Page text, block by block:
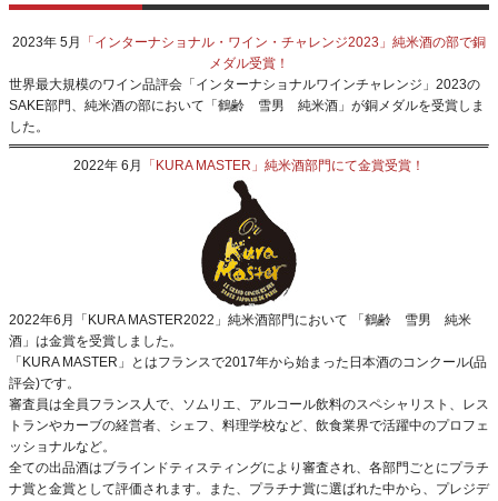
2023年 5月
「インターナショナル・ワイン・チャレンジ2023」純米酒の部で銅
メダル受賞！
世界最大規模のワイン品評会「インターナショナルワインチャレンジ」2023の
SAKE部門、純米酒の部において「鶴齢 雪男 純米酒」が銅メダルを受賞しま
した。
2022年 6月 「KURA MASTER」純米酒部門にて金賞受賞！
2022年6月「KURA MASTER2022」純米酒部門において 「鶴齢 雪男 純米
酒」は金賞を受賞しました。
「KURA MASTER」とはフランスで2017年から始まった日本酒のコンクール(品
評会)です。
審査員は全員フランス人で、ソムリエ、アルコール飲料のスペシャリスト、レス
トランやカーブの経営者、シェフ、料理学校など、飲食業界で活躍中のプロフェ
ッショナルなど。
全ての出品酒はブラインドティスティングにより審査され、各部門ごとにプラチ
ナ賞と金賞として評価されます。また、プラチナ賞に選ばれた中から、プレジデ